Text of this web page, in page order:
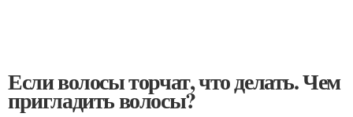
Если волосы торчат, что делать. Чем
пригладить волосы?